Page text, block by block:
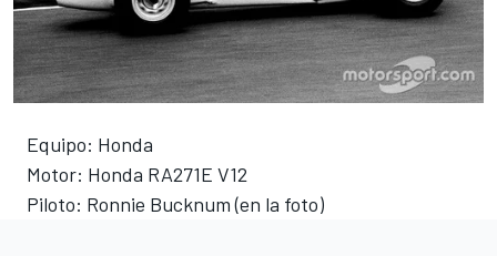
Equipo: Honda
Motor: Honda RA271E V12
Piloto: Ronnie Bucknum (en la foto)